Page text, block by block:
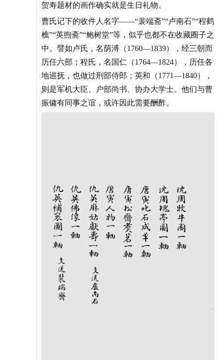
贺寿题材的画作确实就是生日礼物。
曹氏记下的收件人名字——“裴端斋”“卢南石”“程鹤
樵”“英煦斋”“鲍树堂”等，似乎也都不在收藏圈子之
中。譬如卢氏，名荫溥（1760—1839），经三朝而
历任六部；程氏，名国仁（1764—1824），历任各
地巡抚，也做过刑部侍郎；英和（1771—1840），
则是军机大臣、户部尚书、协办大学士。他们与曹
振镛有同事之谊，或许因此需要酬酢。